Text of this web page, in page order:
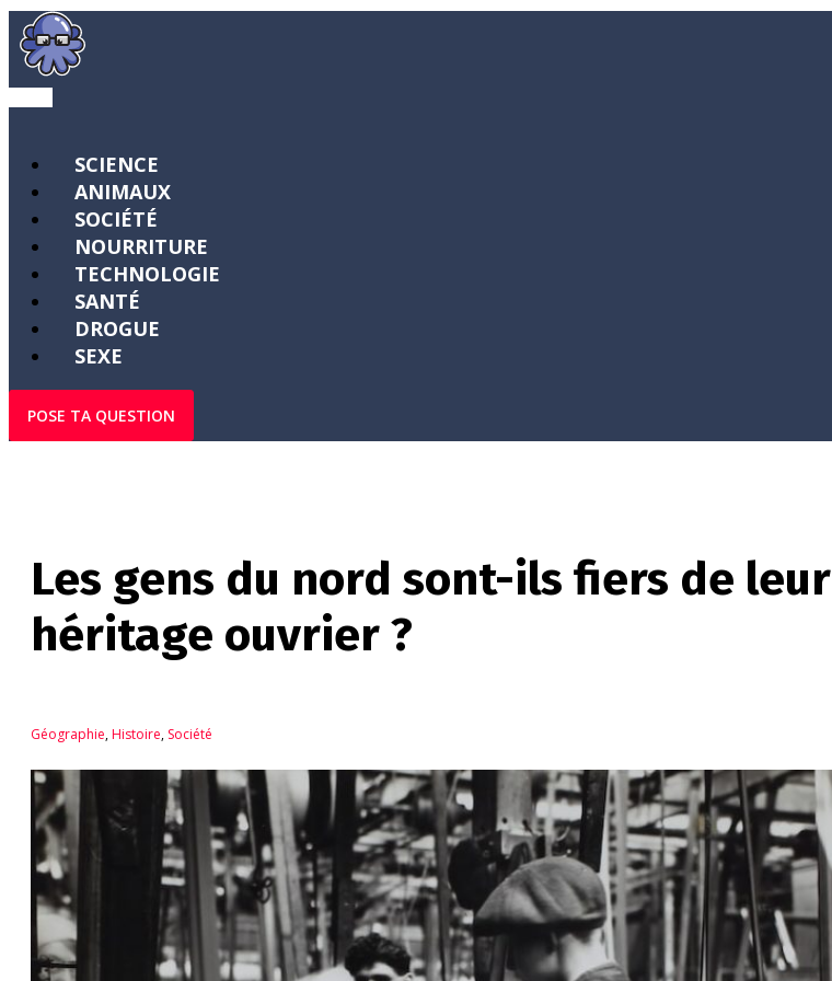
SCIENCE
ANIMAUX
SOCIÉTÉ
NOURRITURE
TECHNOLOGIE
SANTÉ
DROGUE
SEXE
POSE TA QUESTION
Les gens du nord sont-ils fiers de leur
héritage ouvrier ?
Géographie,Histoire, Société